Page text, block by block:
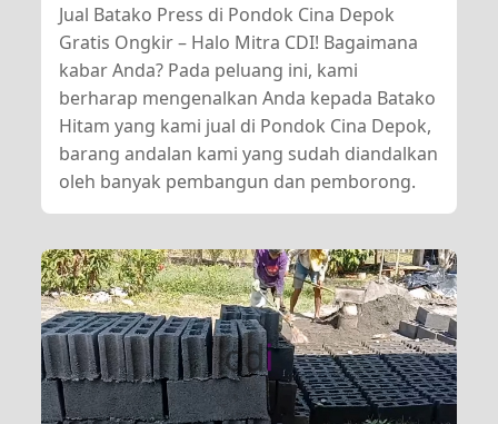
Jual Batako Press di Pondok Cina Depok
Gratis Ongkir – Halo Mitra CDI! Bagaimana
kabar Anda? Pada peluang ini, kami
berharap mengenalkan Anda kepada Batako
Hitam yang kami jual di Pondok Cina Depok,
barang andalan kami yang sudah diandalkan
oleh banyak pembangun dan pemborong.